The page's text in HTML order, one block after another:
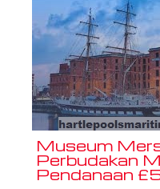
Museum
Perbudakan
Pendanaan